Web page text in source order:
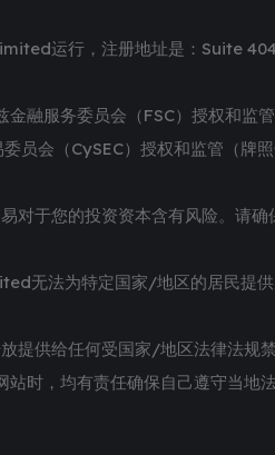
运行，注册地址是：Suite
融服务委员会（FSC）授权和
员会（CySEC）授权和监管（
对于您的投资资本含有风险。请
无法为特定国家/地区的居民提
提供给任何受国家/地区法律法规
站时，均有责任确保自己遵守当